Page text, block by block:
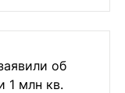
об
1 млн кв.